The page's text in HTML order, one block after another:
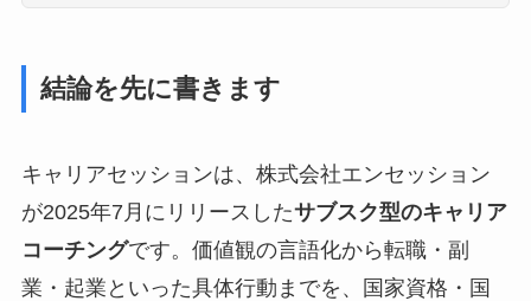
結論を先に書きます
キャリアセッションは、株式会社エンセッション
が2025年7月にリリースしたサブスク型のキャリア
コーチングです。価値観の言語化から転職・副
業・起業といった具体行動までを、国家資格・国